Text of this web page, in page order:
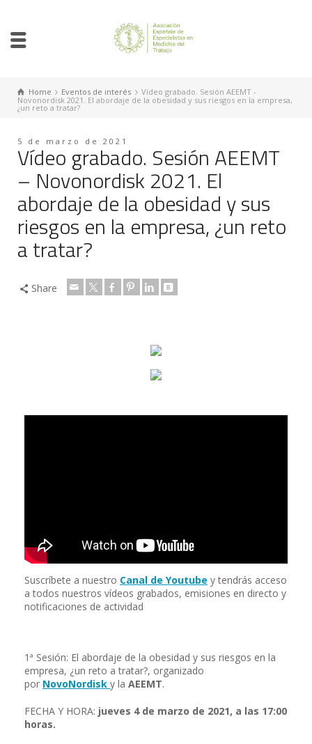
Home Eventos de interés
Vídeo grabado. Sesión AEEMT -
Novonordisk 2021. El abordaje de la obesidad y sus riesgos en la empresa,
¿un reto a tratar?
5 de marzo de 2021
Vídeo grabado. Sesión AEEMT
– Novonordisk 2021. El
abordaje de la obesidad y sus
riesgos en la empresa, ¿un reto
a tratar?
Share
Suscríbete a nuestro Canal de Youtube y tendrás acceso
a todos nuestros vídeos grabados, emisiones en directo y
notificaciones de actividad
1ª Sesión: El abordaje de la obesidad y sus riesgos en la
empresa, ¿un reto a tratar?, organizado
por NovoNordisk y la AEEMT.
FECHA Y HORA: jueves 4 de marzo de 2021, a las 17:00
horas.